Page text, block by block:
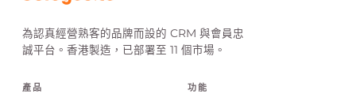
為認真經營熟客的品牌而設的 CRM 與會員忠
誠平台。香港製造，已部署至 11 個市場。
產品 功能